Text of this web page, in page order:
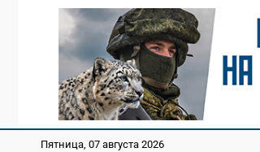
Пятница, 07 августа 2026